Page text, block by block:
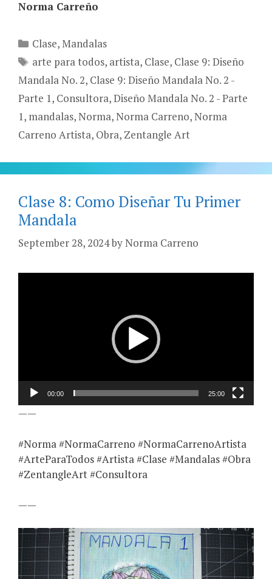
Norma Carreño
Categories
Clase,Mandalas
Tags
arte para todos, artista, Clase, Clase 9: Diseño
Mandala No. 2, Clase 9: Diseño Mandala No. 2 -
Parte 1, Consultora,Diseño Mandala No. 2 - Parte
1, mandalas,Norma,Norma Carreno,Norma
Carreno Artista, Obra, Zentangle Art
Clase 8: Como Diseñar Tu Primer
Mandala
September 28, 2024byNorma Carreno
00:00 25:00
——
#Norma #NormaCarreno #NormaCarrenoArtista
#ArteParaTodos #Artista #Clase #Mandalas #Obra
#ZentangleArt #Consultora
——